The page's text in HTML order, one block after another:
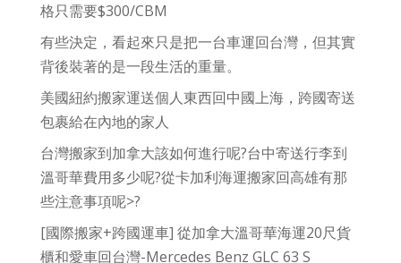
格只需要$300/CBM
有些決定，看起來只是把一台車運回台灣，但其實
背後裝著的是一段生活的重量。
美國紐約搬家運送個人東西回中國上海，跨國寄送
包裹給在內地的家人
台灣搬家到加拿大該如何進行呢?台中寄送行李到
溫哥華費用多少呢?從卡加利海運搬家回高雄有那
些注意事項呢>?
[國際搬家+跨國運車] 從加拿大溫哥華海運20尺貨
櫃和愛車回台灣-Mercedes Benz GLC 63 S